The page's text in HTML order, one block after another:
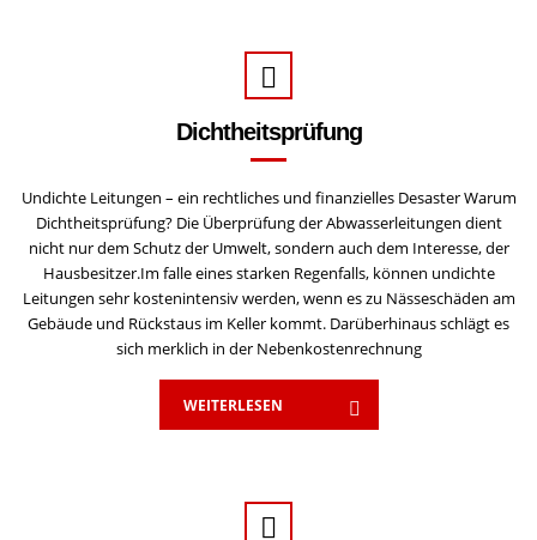
Dichtheitsprüfung
Undichte Leitungen – ein rechtliches und finanzielles Desaster Warum
Dichtheitsprüfung? Die Überprüfung der Abwasserleitungen dient
nicht nur dem Schutz der Umwelt, sondern auch dem Interesse, der
Hausbesitzer.Im falle eines starken Regenfalls, können undichte
Leitungen sehr kostenintensiv werden, wenn es zu Nässeschäden am
Gebäude und Rückstaus im Keller kommt. Darüberhinaus schlägt es
sich merklich in der Nebenkostenrechnung
WEITERLESEN